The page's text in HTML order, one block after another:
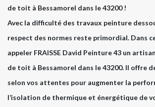
de toit à Bessamorel dans le 43200 !
Avec la difficulté des travaux peinture
respect des normes reste primordial. Dans
appeler FRAISSE David Peinture 43 un
de toit à Bessamorel dans le 43200. Il offre
selon vos attentes pour augmenter la
l’isolation de thermique et énergétique de